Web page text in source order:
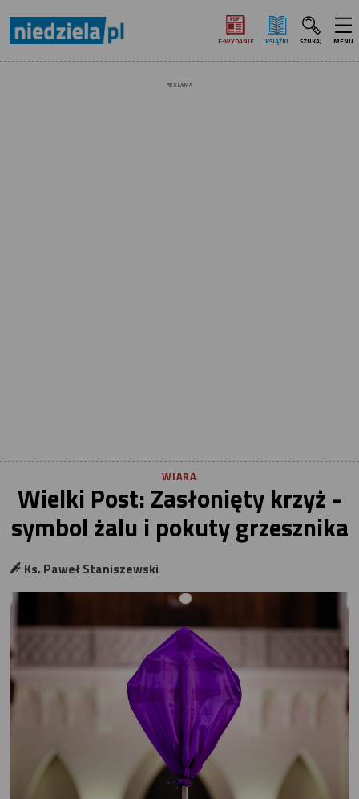
E‑WYDANIE KSIĄŻKI SZUKAJ MENU
REKLAMA
WIARA
Wielki Post: Zasłonięty krzyż -
symbol żalu i pokuty grzesznika
Ks. Paweł Staniszewski